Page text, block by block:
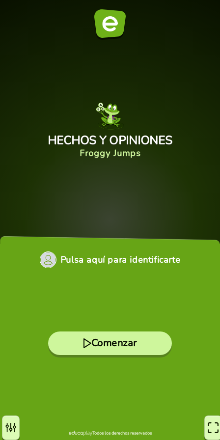
HECHOS Y OPINIONES
Froggy Jumps
Pulsa aquí para identificarte
Comenzar
Todos los derechos reservados